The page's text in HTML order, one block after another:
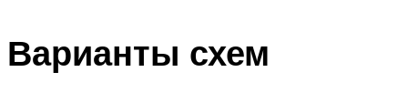
Варианты схем